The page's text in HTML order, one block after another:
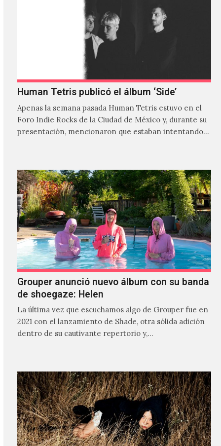
Human Tetris publicó el álbum ‘Side’
Apenas la semana pasada Human Tetris estuvo en el
Foro Indie Rocks de la Ciudad de México y, durante su
presentación, mencionaron que estaban intentando…
Grouper anunció nuevo álbum con su banda
de shoegaze: Helen
La última vez que escuchamos algo de Grouper fue en
2021 con el lanzamiento de Shade, otra sólida adición
dentro de su cautivante repertorio y,…